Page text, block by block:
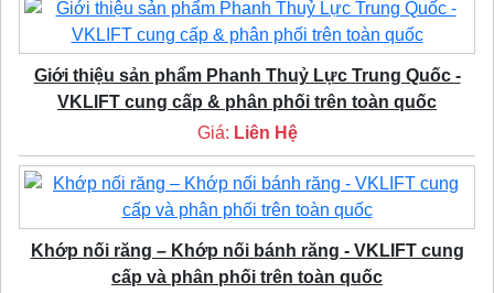
Giới thiệu sản phẩm Phanh Thuỷ Lực Trung Quốc -
VKLIFT cung cấp & phân phối trên toàn quốc
Giá: Liên Hệ
Khớp nối răng – Khớp nối bánh răng - VKLIFT cung
cấp và phân phối trên toàn quốc